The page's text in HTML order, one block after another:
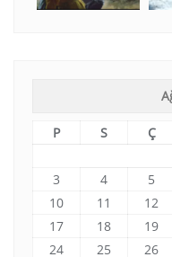
P S Ç
3
4 5
10
11 12
17
18 19
24
25 26